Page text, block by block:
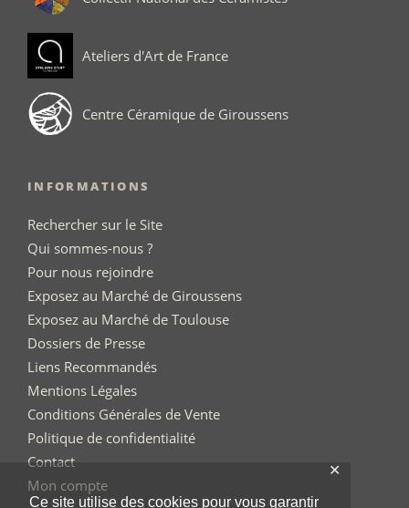
Ce site utilise des cookies pour vous garantir
✕
Ateliers d'Art de France
Centre Céramique de Giroussens
INFORMATIONS
Rechercher sur le Site
Qui sommes-nous ?
Pour nous rejoindre
Exposez au Marché de Giroussens
Exposez au Marché de Toulouse
Dossiers de Presse
Liens Recommandés
Mentions Légales
Conditions Générales de Vente
Politique de confidentialité
Contact
Mon compte